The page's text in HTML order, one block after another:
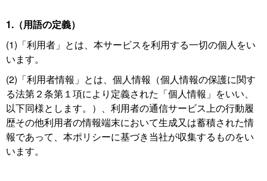
1.（用語の定義）
(1)「利用者」とは、本サービスを利用する一切の個人をい
います。
(2)「利用者情報」とは、個人情報（個人情報の保護に関す
る法第２条第１項により定義された「個人情報」をいい、
以下同様とします。）、利用者の通信サービス上の行動履
歴その他利用者の情報端末において生成又は蓄積された情
報であって、本ポリシーに基づき当社が収集するものをい
います。